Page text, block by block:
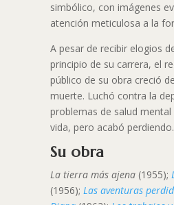
simbólico, con imágenes
atención meticulosa a la
A pesar de recibir elogios
principio de su carrera, el
público de su obra creció
muerte. Luchó contra la
problemas de salud
vida, pero acabó perdiendo.
Su obra
La tierra más ajena(1955);
(1956); Las aventuras